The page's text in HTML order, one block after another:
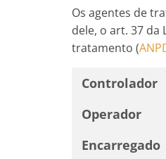
Os agentes de
dele, o art. 37
tratamento (
Controlador
Operador
Encarregado